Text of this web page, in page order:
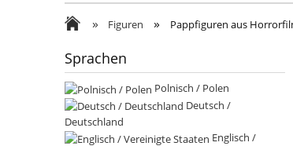
» Figuren » Pappfiguren aus
Sprachen
Polnisch / Polen
Deutsch /
Deutschland
Englisch /